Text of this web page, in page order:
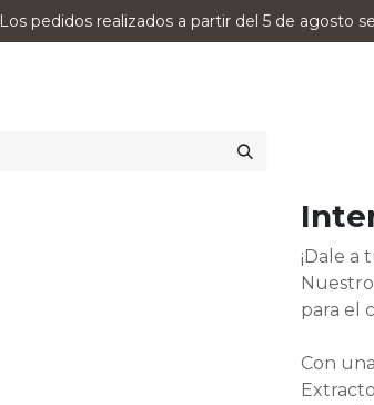
Los pedidos realizados a partir del 5 de agosto
¡Dale a
para el
Con